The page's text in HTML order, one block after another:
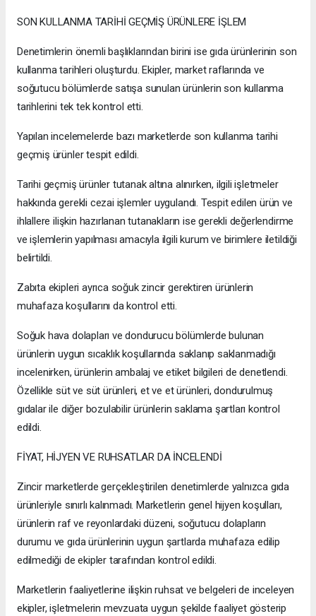
SON KULLANMA TARİHİ GEÇMİŞ ÜRÜNLERE İŞLEM
Denetimlerin önemli başlıklarından birini ise gıda ürünlerinin son
kullanma tarihleri oluşturdu. Ekipler, market raflarında ve
soğutucu bölümlerde satışa sunulan ürünlerin son kullanma
tarihlerini tek tek kontrol etti.
Yapılan incelemelerde bazı marketlerde son kullanma tarihi
geçmiş ürünler tespit edildi.
Tarihi geçmiş ürünler tutanak altına alınırken, ilgili işletmeler
hakkında gerekli cezai işlemler uygulandı. Tespit edilen ürün ve
ihlallere ilişkin hazırlanan tutanakların ise gerekli değerlendirme
ve işlemlerin yapılması amacıyla ilgili kurum ve birimlere iletildiği
belirtildi.
Zabıta ekipleri ayrıca soğuk zincir gerektiren ürünlerin
muhafaza koşullarını da kontrol etti.
Soğuk hava dolapları ve dondurucu bölümlerde bulunan
ürünlerin uygun sıcaklık koşullarında saklanıp saklanmadığı
incelenirken, ürünlerin ambalaj ve etiket bilgileri de denetlendi.
Özellikle süt ve süt ürünleri, et ve et ürünleri, dondurulmuş
gıdalar ile diğer bozulabilir ürünlerin saklama şartları kontrol
edildi.
FİYAT, HİJYEN VE RUHSATLAR DA İNCELENDİ
Zincir marketlerde gerçekleştirilen denetimlerde yalnızca gıda
ürünleriyle sınırlı kalınmadı. Marketlerin genel hijyen koşulları,
ürünlerin raf ve reyonlardaki düzeni, soğutucu dolapların
durumu ve gıda ürünlerinin uygun şartlarda muhafaza edilip
edilmediği de ekipler tarafından kontrol edildi.
Marketlerin faaliyetlerine ilişkin ruhsat ve belgeleri de inceleyen
ekipler, işletmelerin mevzuata uygun şekilde faaliyet gösterip